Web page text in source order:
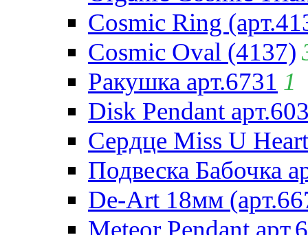
Cosmic Ring
Cosmic Oval (4137)
Ракушка арт.6731 1
Disk Pendant
Сердце Miss U
Подвеска Бабочка
De-Art 18мм
Meteor Pendant